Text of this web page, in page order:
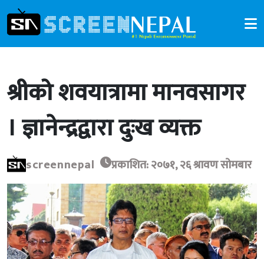
श्रीको शवयात्रामा मानवसागर
। ज्ञानेन्द्रद्वारा दुःख व्यक्त
screennepal प्रकाशित: २०७१, २६ श्रावण सोमबार